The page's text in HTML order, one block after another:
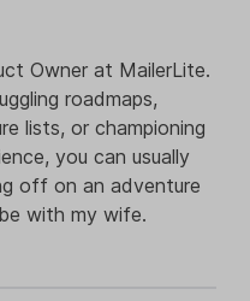
Owner at MailerLite.
roadmaps,
lists, or championing
you can usually
off on an adventure
with my wife.